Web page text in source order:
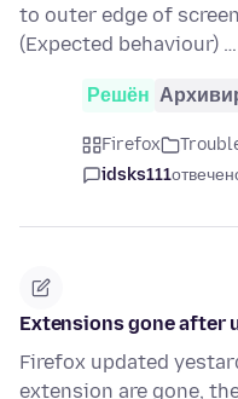
to outer edge of
(Expected behaviour) …
Решён
Firefox
idsks111
Extensions gone after
Firefox updated
extension are gone,